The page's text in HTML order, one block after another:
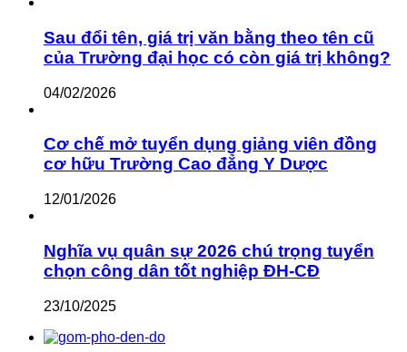
Sau đổi tên, giá trị văn bằng theo tên cũ
của Trường đại học có còn giá trị không?
04/02/2026
Cơ chế mở tuyển dụng giảng viên đồng
cơ hữu Trường Cao đẳng Y Dược
12/01/2026
Nghĩa vụ quân sự 2026 chú trọng tuyển
chọn công dân tốt nghiệp ĐH-CĐ
23/10/2025